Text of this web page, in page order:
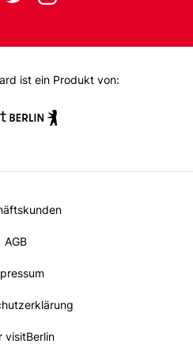
m
ist ein Produkt von:
AGB
visitBerlin